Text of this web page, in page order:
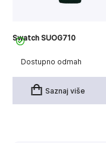
Dostupno odmah
Swatch SUOG710
Saznaj više